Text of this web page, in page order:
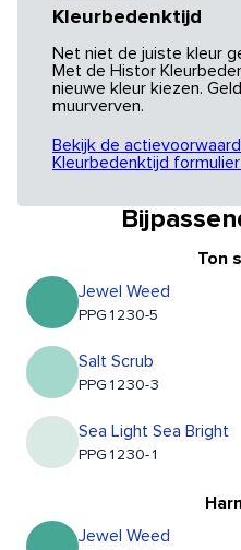
Kleurbedenktijd
Net niet de juiste kleur
Met de Histor
nieuwe kleur kiezen.
muurverven.
Bekijk de
Kleurbedenktijd formulier
Ton
Jewel Weed
PPG1230-5
Salt Scrub
PPG1230-3
Sea Light Sea Bright
PPG1230-1
Jewel Weed